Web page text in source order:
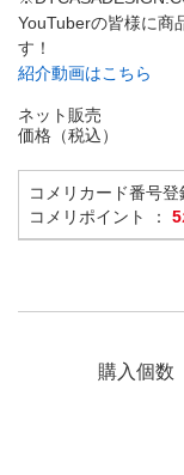
YouTuberの皆様に商
す！
紹介動画はこちら
ネット販売
価格（税込）
コメリカード番号
コメリポイント ：
購入個数